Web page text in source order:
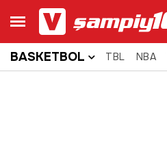
BASKETBOL TBL NBA